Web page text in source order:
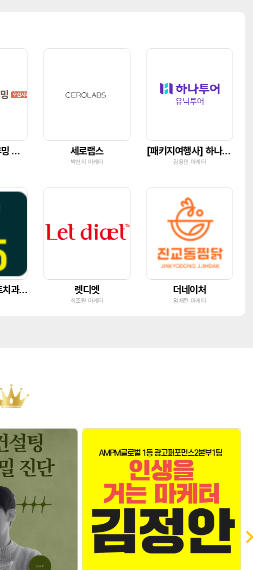
신포역 벽산블루밍 오션시티 세로랩스
박현지 마케터
[패키지여행사] 하나투어 유닉투어
김용민 마케터
35스마트플란트치과의원 렛디엣
최조원 마케터
더네이처
임채린 마케터